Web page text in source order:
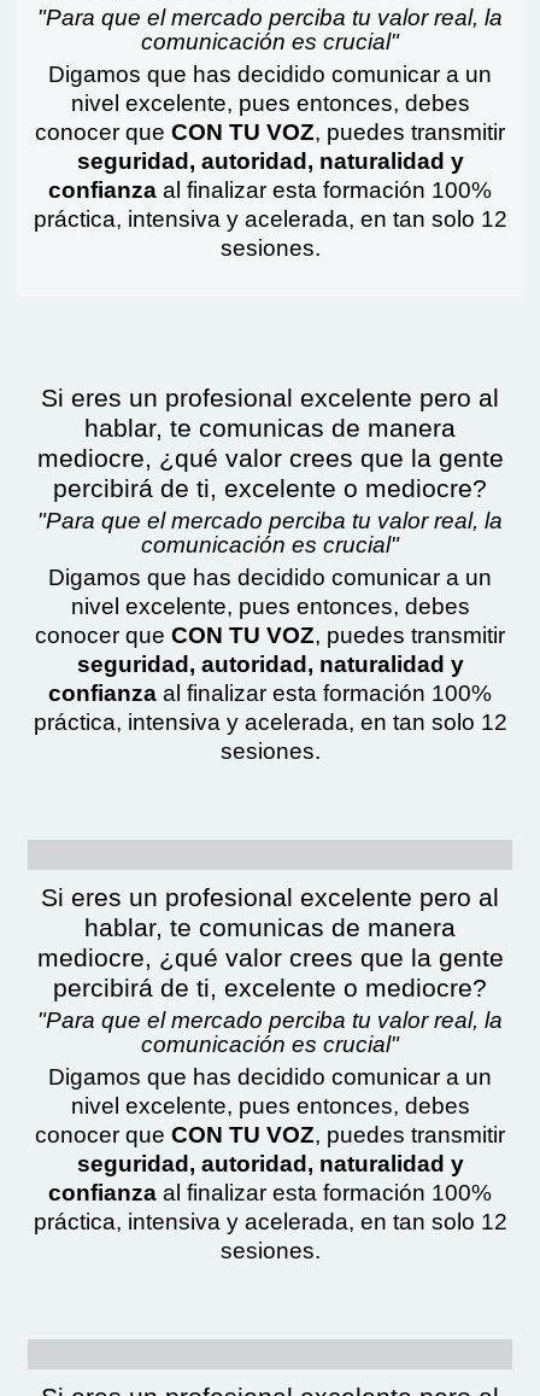
"Para que el mercado perciba tu valor real, la
comunicación es crucial"
Digamos que has decidido comunicar a un
nivel excelente, pues entonces, debes
conocer que CON TU VOZ, puedes transmitir
seguridad, autoridad, naturalidad y
confianza al finalizar esta formación 100%
práctica, intensiva y acelerada, en tan solo 12
sesiones.
Si eres un profesional excelente pero al
hablar, te comunicas de manera
mediocre, ¿qué valor crees que la gente
percibirá de ti, excelente o mediocre?
"Para que el mercado perciba tu valor real, la
comunicación es crucial"
Digamos que has decidido comunicar a un
nivel excelente, pues entonces, debes
conocer que CON TU VOZ, puedes transmitir
seguridad, autoridad, naturalidad y
confianza al finalizar esta formación 100%
práctica, intensiva y acelerada, en tan solo 12
sesiones.
Si eres un profesional excelente pero al
hablar, te comunicas de manera
mediocre, ¿qué valor crees que la gente
percibirá de ti, excelente o mediocre?
"Para que el mercado perciba tu valor real, la
comunicación es crucial"
Digamos que has decidido comunicar a un
nivel excelente, pues entonces, debes
conocer que CON TU VOZ, puedes transmitir
seguridad, autoridad, naturalidad y
confianza al finalizar esta formación 100%
práctica, intensiva y acelerada, en tan solo 12
sesiones.